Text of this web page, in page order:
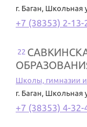
г. Баган, Школьная
+7 (38353) 2-13-
22
Школы, гимназии
г. Баган, Школьная
+7 (38353) 4-32-